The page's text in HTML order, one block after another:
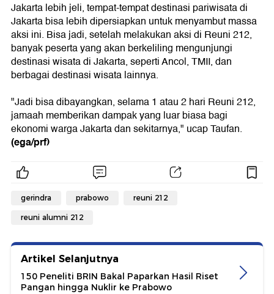
Jakarta lebih jeli, tempat-tempat destinasi pariwisata di
Jakarta bisa lebih dipersiapkan untuk menyambut massa
aksi ini. Bisa jadi, setelah melakukan aksi di Reuni 212,
banyak peserta yang akan berkeliling mengunjungi
destinasi wisata di Jakarta, seperti Ancol, TMII, dan
berbagai destinasi wisata lainnya.
"Jadi bisa dibayangkan, selama 1 atau 2 hari Reuni 212,
jamaah memberikan dampak yang luar biasa bagi
ekonomi warga Jakarta dan sekitarnya," ucap Taufan.
(ega/prf)
gerindra prabowo reuni 212
reuni alumni 212
Artikel Selanjutnya
150 Peneliti BRIN Bakal Paparkan Hasil Riset
Pangan hingga Nuklir ke Prabowo